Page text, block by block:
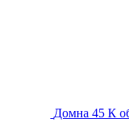
Домна 45 К